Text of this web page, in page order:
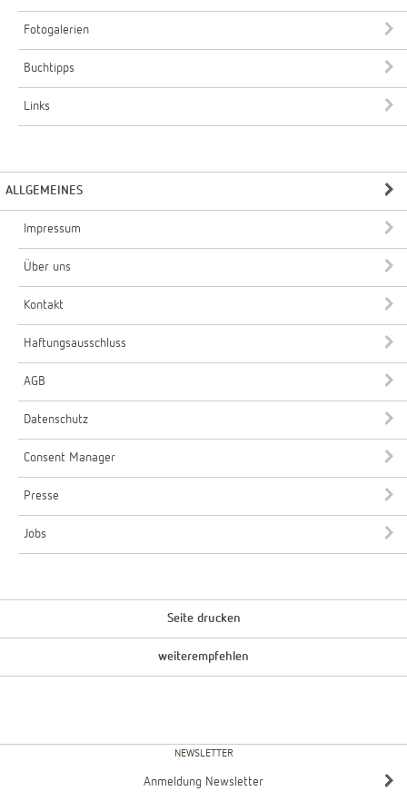
Fotogalerien
Buchtipps
Links
ALLGEMEINES
Impressum
Über uns
Kontakt
Haftungsausschluss
AGB
Datenschutz
Consent Manager
Presse
Jobs
Seite drucken
weiterempfehlen
NEWSLETTER
Anmeldung Newsletter